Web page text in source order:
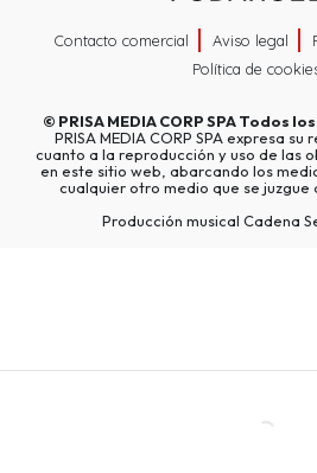
Contacto comercial Aviso legal
Política de
© PRISA MEDIA CORP SPATodos
PRISA MEDIA CORP SPA expresa
cuanto a la reproducción y uso de las
en este sitio web, abarcando los
cualquier otro medio que se juzgue
Producción musical Cadena